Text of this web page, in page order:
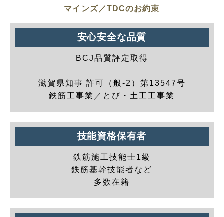
マインズ／TDCのお約束
安心安全な品質
BCJ品質評定取得
滋賀県知事 許可（般-2）第13547号
鉄筋工事業／とび・土工工事業
技能資格保有者
鉄筋施工技能士1級
鉄筋基幹技能者など
多数在籍